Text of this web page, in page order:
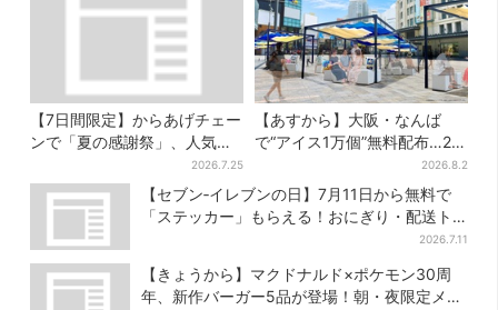
【7日間限定】からあげチェー
ンで「夏の感謝祭」、人気の
2026.7.25
【あすから】大阪・なんば
で“アイス1万個”無料配布…2日
間限定で、ロッテの人気商品
もらえる
2026.8.2
【セブン‐イレブンの日】7月11日から無料で
「ステッカー」もらえる！おにぎり・配送ト
2026.7.11
【きょうから】マクドナルド×ポケモン30周
年、新作バーガー5品が登場！朝・夜限定メニ